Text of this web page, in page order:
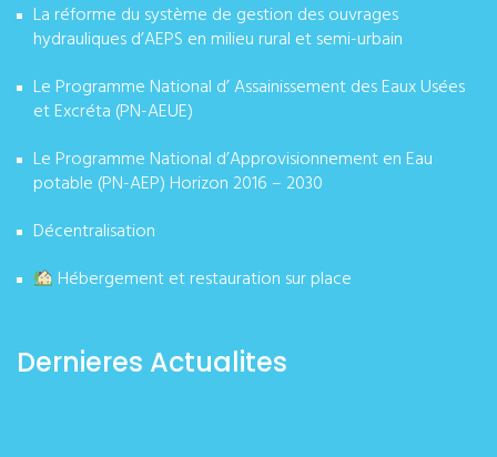
La réforme du système de gestion des ouvrages
hydrauliques d’AEPS en milieu rural et semi-urbain
Le Programme National d’ Assainissement des Eaux Usées
et Excréta (PN-AEUE)
Le Programme National d’Approvisionnement en Eau
potable (PN-AEP) Horizon 2016 – 2030
Décentralisation
Hébergement et restauration sur place
Dernieres Actualites